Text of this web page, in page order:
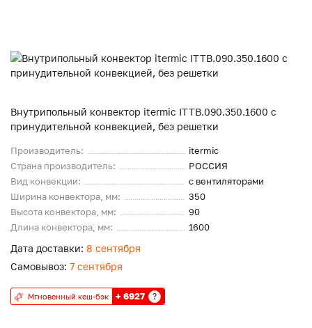
Внутрипольный конвектор itermic ITTB.090.350.1600 с
принудительной конвекцией, без решетки
Производитель:
itermic
Страна производитель:
РОССИЯ
Вид конвекции:
с вентиляторами
Ширина конвектора, мм:
350
Высота конвектора, мм:
90
Длина конвектора, мм:
1600
Дата доставки: 8 сентября
Самовывоз: 7 сентября
Мгновенный кеш-бэк + 6927 ?